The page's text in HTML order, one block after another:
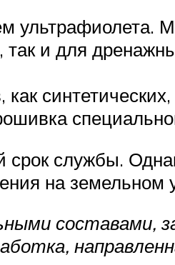
ультрафиолета.
так и для
синтетических,
срок службы.
на земельном
составами,